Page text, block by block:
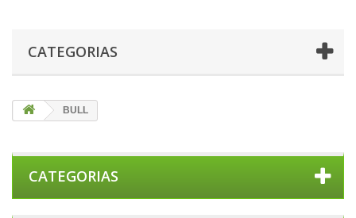
CATEGORIAS
BULL
CATEGORIAS